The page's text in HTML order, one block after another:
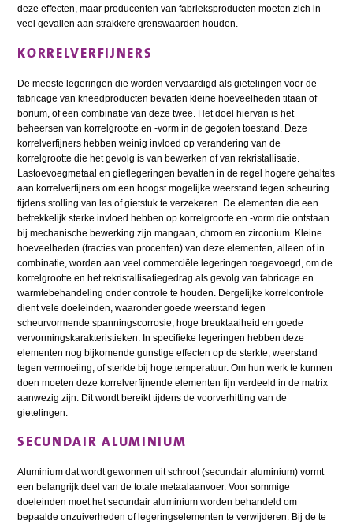
deze effecten, maar producenten van fabrieksproducten moeten zich in
veel gevallen aan strakkere grenswaarden houden.
KORRELVERFIJNERS
De meeste legeringen die worden vervaardigd als gietelingen voor de
fabricage van kneedproducten bevatten kleine hoeveelheden titaan of
borium, of een combinatie van deze twee. Het doel hiervan is het
beheersen van korrelgrootte en -vorm in de gegoten toestand. Deze
korrelverfijners hebben weinig invloed op verandering van de
korrelgrootte die het gevolg is van bewerken of van rekristallisatie.
Lastoevoegmetaal en gietlegeringen bevatten in de regel hogere gehaltes
aan korrelverfijners om een hoogst mogelijke weerstand tegen scheuring
tijdens stolling van las of gietstuk te verzekeren. De elementen die een
betrekkelijk sterke invloed hebben op korrelgrootte en -vorm die ontstaan
bij mechanische bewerking zijn mangaan, chroom en zirconium. Kleine
hoeveelheden (fracties van procenten) van deze elementen, alleen of in
combinatie, worden aan veel commerciële legeringen toegevoegd, om de
korrelgrootte en het rekristallisatiegedrag als gevolg van fabricage en
warmtebehandeling onder controle te houden. Dergelijke korrelcontrole
dient vele doeleinden, waaronder goede weerstand tegen
scheurvormende spanningscorrosie, hoge breuktaaiheid en goede
vervormingskarakteristieken. In specifieke legeringen hebben deze
elementen nog bijkomende gunstige effecten op de sterkte, weerstand
tegen vermoeiing, of sterkte bij hoge temperatuur. Om hun werk te kunnen
doen moeten deze korrelverfijnende elementen fijn verdeeld in de matrix
aanwezig zijn. Dit wordt bereikt tijdens de voorverhitting van de
gietelingen.
SECUNDAIR ALUMINIUM
Aluminium dat wordt gewonnen uit schroot (secundair aluminium) vormt
een belangrijk deel van de totale metaalaanvoer. Voor sommige
doeleinden moet het secundair aluminium worden behandeld om
bepaalde onzuiverheden of legeringselementen te verwijderen. Bij de te